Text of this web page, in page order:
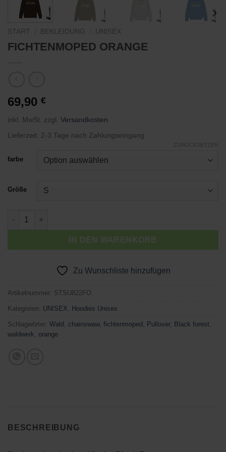
START BEKLEIDUNG UNISEX
FICHTENMOPED ORANGE
69,90 €
inkl. MwSt. zzgl. Versandkosten
Lieferzeit: 2-3 Tage nach Zahlungseingang
farbe
Größe
FICHTENMOPED ORANGE Menge
IN DEN WARENKORB
Zu Wunschliste hinzufügen
Artikelnummer: STSU822FO
Kategorien: UNISEX Hoodies Unisex
Schlagwörter: Wald chainswaw, fichtenmoped Pullover, Black forest
waldwerk
orange
BESCHREIBUNG